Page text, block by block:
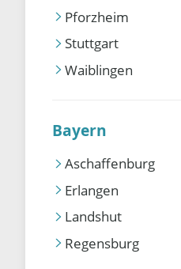
Pforzheim
Stuttgart
Waiblingen
Bayern
Aschaffenburg
Erlangen
Landshut
Regensburg